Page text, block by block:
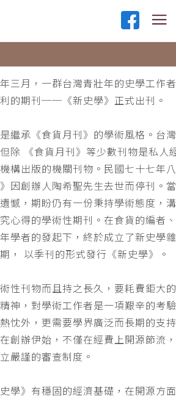
三月，一群台灣青壯年的史學工作
的期刊──《新史學》正式出刊。
是繼承《食貨月刊》的學術風格。台
除 《食貨月刊》等少數刊物是私人
構出版的機關刊物。民國七十七年
》因創辦人陶希聖先生去世而停刊。
憾，期盼仍有一份秉持學術態度，
心得的學術性期刊。在食貨的編者
學者的發起下，終於成立了新史學
， 以季刊的形式發行《新史學》。
性刊物而且持之長久，要耗費鉅大
神，對學術工作者是一項艱辛的考
忱外，更需要學界廣泛而長期的支
創辦伊始，不僅在經費上開源節流
嚴謹的審查制度。
學》有穩固的經濟基礎，在開源方